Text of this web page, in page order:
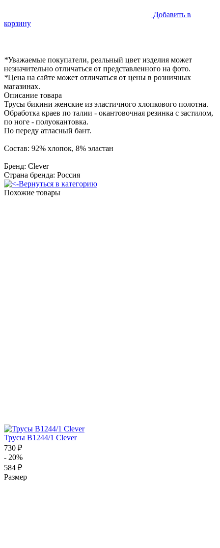
Добавить в
корзину
*Уважаемые покупатели, реальный цвет изделия может
незначительно отличаться от представленного на фото.
*Цена на сайте может отличаться от цены в розничных
магазинах.
Описание товара
Трусы бикини женские из эластичного хлопкового полотна.
Обработка краев по талии - окантовочная резинка с застилом,
по ноге - полуокантовка.
По переду атласный бант.
Состав: 92% хлопок, 8% эластан
Бренд: Clever
Страна бренда: Россия
Вернуться в категорию
Похожие товары
Трусы B1244/1 Clever
730 ₽
- 20%
584 ₽
Размер